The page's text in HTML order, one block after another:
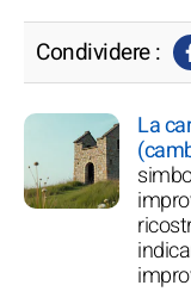
Condividere :
La